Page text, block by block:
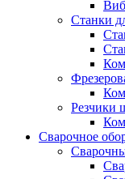
Станки
Резчики
Сварочное